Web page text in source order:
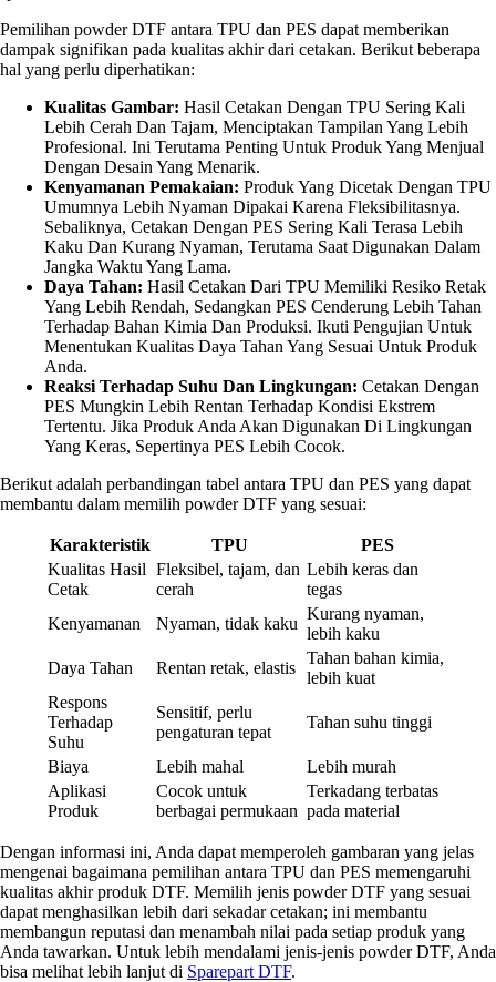
Pemilihan powder DTF antara TPU dan PES dapat memberikan
dampak signifikan pada kualitas akhir dari cetakan. Berikut beberapa
hal yang perlu diperhatikan:
Kualitas Gambar: Hasil Cetakan Dengan TPU Sering Kali
Lebih Cerah Dan Tajam, Menciptakan Tampilan Yang Lebih
Profesional. Ini Terutama Penting Untuk Produk Yang Menjual
Dengan Desain Yang Menarik.
Kenyamanan Pemakaian: Produk Yang Dicetak Dengan TPU
Umumnya Lebih Nyaman Dipakai Karena Fleksibilitasnya.
Sebaliknya, Cetakan Dengan PES Sering Kali Terasa Lebih
Kaku Dan Kurang Nyaman, Terutama Saat Digunakan Dalam
Jangka Waktu Yang Lama.
Daya Tahan: Hasil Cetakan Dari TPU Memiliki Resiko Retak
Yang Lebih Rendah, Sedangkan PES Cenderung Lebih Tahan
Terhadap Bahan Kimia Dan Produksi. Ikuti Pengujian Untuk
Menentukan Kualitas Daya Tahan Yang Sesuai Untuk Produk
Anda.
Reaksi Terhadap Suhu Dan Lingkungan: Cetakan Dengan
PES Mungkin Lebih Rentan Terhadap Kondisi Ekstrem
Tertentu. Jika Produk Anda Akan Digunakan Di Lingkungan
Yang Keras, Sepertinya PES Lebih Cocok.
Berikut adalah perbandingan tabel antara TPU dan PES yang dapat
membantu dalam memilih powder DTF yang sesuai:
Karakteristik TPU
PES
Kualitas Hasil
Cetak
Fleksibel, tajam, dan
cerah
Lebih keras dan
tegas
Kenyamanan
Nyaman, tidak kaku
Kurang nyaman,
lebih kaku
Daya Tahan
Rentan retak, elastis
Tahan bahan kimia,
lebih kuat
Respons
Terhadap
Suhu
Sensitif, perlu
pengaturan tepat
Tahan suhu tinggi
Biaya Lebih mahal
Lebih murah
Aplikasi
Produk
Cocok untuk
berbagai permukaan
Terkadang terbatas
pada material
Dengan informasi ini, Anda dapat memperoleh gambaran yang jelas
mengenai bagaimana pemilihan antara TPU dan PES memengaruhi
kualitas akhir produk DTF. Memilih jenis powder DTF yang sesuai
dapat menghasilkan lebih dari sekadar cetakan; ini membantu
membangun reputasi dan menambah nilai pada setiap produk yang
Anda tawarkan. Untuk lebih mendalami jenis-jenis powder DTF, Anda
bisa melihat lebih lanjut di Sparepart DTF.